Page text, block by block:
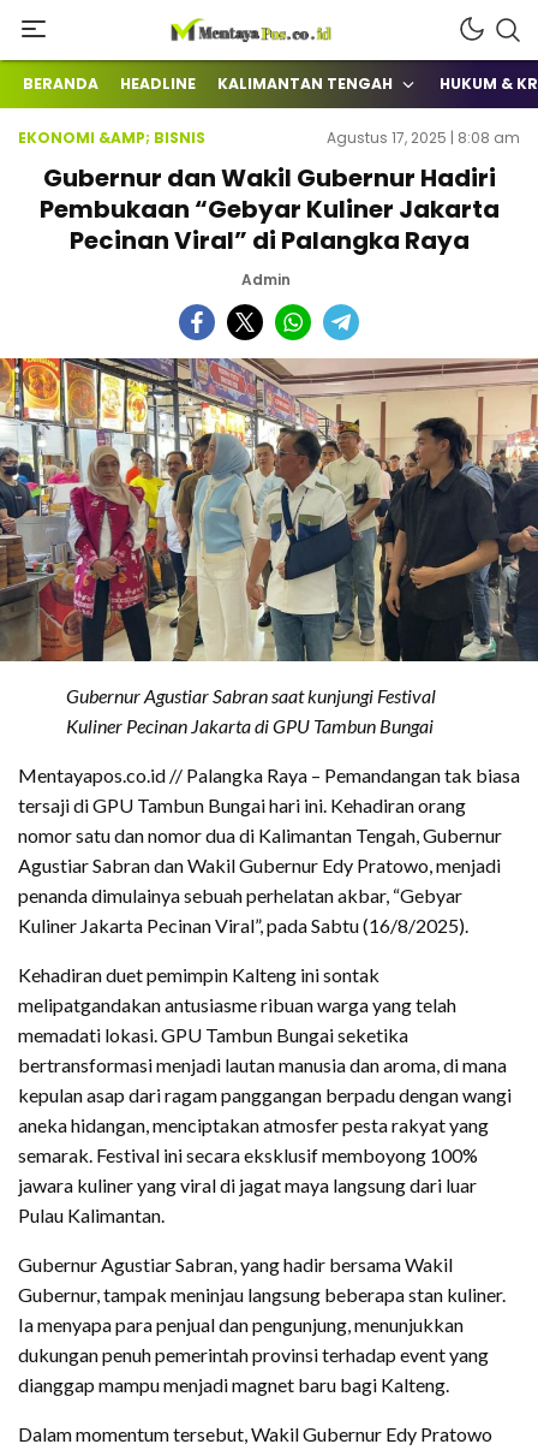
mentayapos.co.id
Terkini Mengabarkan
BERANDA HEADLINE KALIMANTAN TENGAH HUKUM &
EKONOMI &AMP; BISNIS Agustus 17, 2025 | 8:08 am
Gubernur dan Wakil Gubernur Hadiri
Pembukaan “Gebyar Kuliner Jakarta
Pecinan Viral” di Palangka Raya
Admin
Gubernur Agustiar Sabran saat kunjungi Festival
Kuliner Pecinan Jakarta di GPU Tambun Bungai
Mentayapos.co.id // Palangka Raya – Pemandangan tak biasa
tersaji di GPU Tambun Bungai hari ini. Kehadiran orang
nomor satu dan nomor dua di Kalimantan Tengah, Gubernur
Agustiar Sabran dan Wakil Gubernur Edy Pratowo, menjadi
penanda dimulainya sebuah perhelatan akbar, “Gebyar
Kuliner Jakarta Pecinan Viral”, pada Sabtu (16/8/2025).
Kehadiran duet pemimpin Kalteng ini sontak
melipatgandakan antusiasme ribuan warga yang telah
memadati lokasi. GPU Tambun Bungai seketika
bertransformasi menjadi lautan manusia dan aroma, di mana
kepulan asap dari ragam panggangan berpadu dengan wangi
aneka hidangan, menciptakan atmosfer pesta rakyat yang
semarak. Festival ini secara eksklusif memboyong 100%
jawara kuliner yang viral di jagat maya langsung dari luar
Pulau Kalimantan.
Gubernur Agustiar Sabran, yang hadir bersama Wakil
Gubernur, tampak meninjau langsung beberapa stan kuliner.
Ia menyapa para penjual dan pengunjung, menunjukkan
dukungan penuh pemerintah provinsi terhadap event yang
dianggap mampu menjadi magnet baru bagi Kalteng.
Dalam momentum tersebut, Wakil Gubernur Edy Pratowo